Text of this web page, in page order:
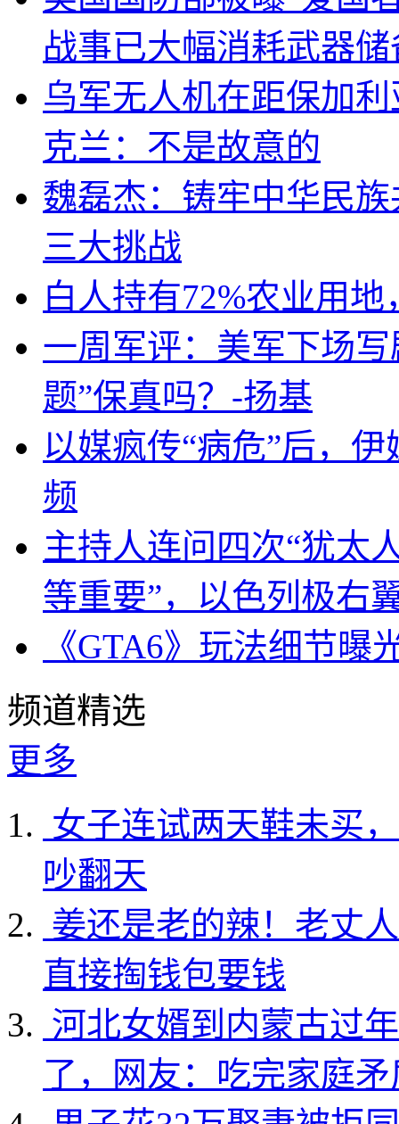
战事已大幅消耗武器储
乌军无人机在距保加
克兰：不是故意的
魏磊杰：铸牢中华民
三大挑战
白人持有72%农业用
一周军评：美军下场
题”保真吗？-扬基
以媒疯传“病危”后，
频
主持人连问四次“犹太
等重要”，以色列极右
《GTA6》玩法细节
频道精选
更多
女子连试两天鞋未买
吵翻天
姜还是老的辣！老丈
直接掏钱包要钱
河北女婿到内蒙古过
了，网友：吃完家庭